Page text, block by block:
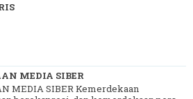
MEDIA SIBER
MEDIA SIBER Kemerdekaan